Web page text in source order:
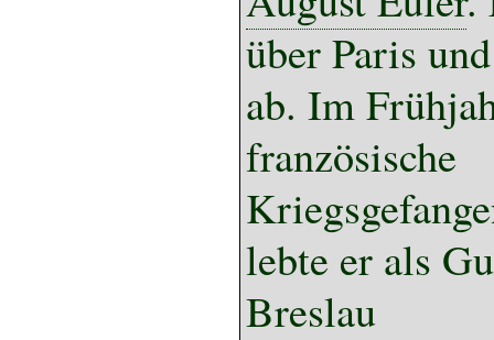
über Paris
ab. Im
französische
lebte er als
Breslau